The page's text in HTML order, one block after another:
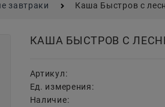
завтраки Каша Быстров с
КАША БЫСТРОВ С
Артикул:
Ед. измерения:
Наличие: